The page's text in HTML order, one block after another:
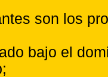
son los
bajo el